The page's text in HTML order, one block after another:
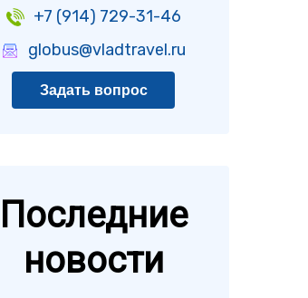
+7 (914) 729-31-46
globus@vladtravel.ru
Задать вопрос
Последние
новости